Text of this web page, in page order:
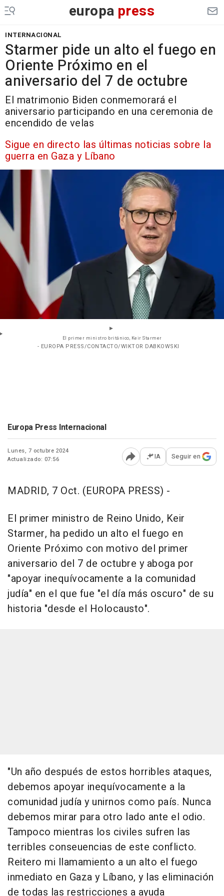
europa press
INTERNACIONAL
Starmer pide un alto el fuego en
Oriente Próximo en el
aniversario del 7 de octubre
El matrimonio Biden conmemorará el
aniversario participando en una ceremonia de
encendido de velas
Sigue en directo las últimas noticias sobre la
guerra en Gaza y Líbano
El primer ministro británico, Keir Starmer
- EUROPA PRESS/CONTACTO/WIKTOR DABKOWSKI
Europa Press Internacional
Lunes, 7 octubre 2024
Actualizado: 07:56
Abrir opciones para
IA Seguir en
MADRID, 7 Oct. (EUROPA PRESS) -
El primer ministro de Reino Unido, Keir
Starmer, ha pedido un alto el fuego en
Oriente Próximo con motivo del primer
aniversario del 7 de octubre y aboga por
"apoyar inequívocamente a la comunidad
judía" en el que fue "el día más oscuro" de su
historia "desde el Holocausto".
"Un año después de estos horribles ataques,
debemos apoyar inequívocamente a la
comunidad judía y unirnos como país. Nunca
debemos mirar para otro lado ante el odio.
Tampoco mientras los civiles sufren las
terribles conseuencias de este conflicto.
Reitero mi llamamiento a un alto el fuego
inmediato en Gaza y Líbano, y las eliminación
de todas las restricciones a ayuda